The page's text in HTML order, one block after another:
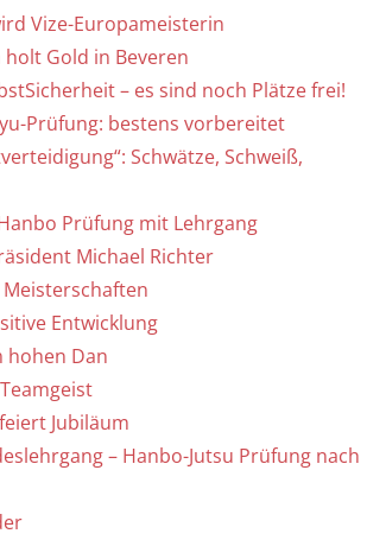
Vize-Europameisterin
Gold in Beveren
– es sind noch Plätze frei!
Prüfung: bestens vorbereitet
Schwätze, Schweiß,
Prüfung mit Lehrgang
Michael Richter
Entwicklung
hohen Dan
Jubiläum
– Hanbo-Jutsu Prüfung nach